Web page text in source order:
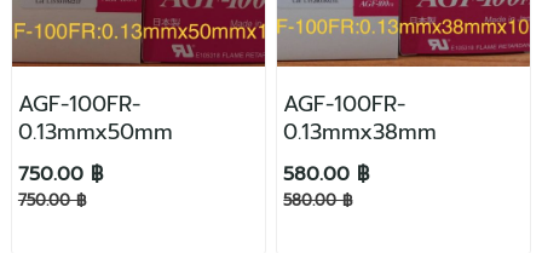
AGF-100FR-
0.13mmx50mm
750.00 ฿
750.00 ฿
AGF-100FR-
0.13mmx38mm
580.00 ฿
580.00 ฿